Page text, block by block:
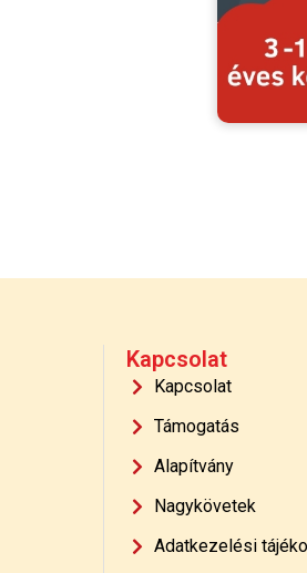
Kapcsolat
Kapcsolat
Támogatás
Alapítvány
Nagykövetek
Adatkezelési